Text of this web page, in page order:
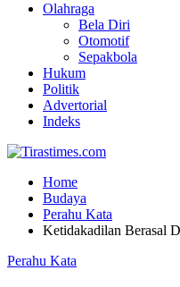
Olahraga
Bela Diri
Otomotif
Sepakbola
Hukum
Politik
Advertorial
Indeks
Home
Budaya
Perahu Kata
Ketidakadilan Berasal
Perahu Kata